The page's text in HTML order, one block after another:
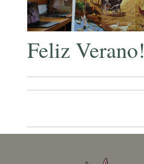
Feliz Verano!